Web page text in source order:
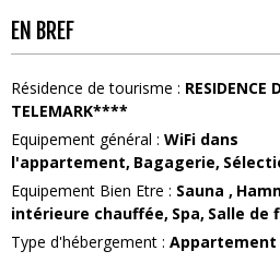
EN BREF
Résidence de tourisme : RESIDENCE
TELEMARK****
Equipement général : WiFi dans
l'appartement Bagagerie
Equipement Bien Etre : Sauna
intérieure chauffée Spa Salle de
Type d'hébergement : Appartement